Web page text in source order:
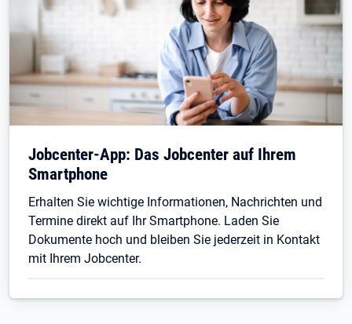
Jobcenter-App: Das Jobcenter auf Ihrem
Smartphone
Erhalten Sie wichtige Informationen, Nachrichten und
Termine direkt auf Ihr Smartphone. Laden Sie
Dokumente hoch und bleiben Sie jederzeit in Kontakt
mit Ihrem Jobcenter.